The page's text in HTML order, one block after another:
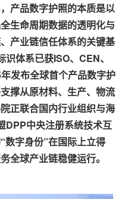
产品数字护照的本质是以
生命周期数据的透明化与
产业链信任体系的关键基
体系已获ISO、CEN、
发布全球首个产品数字护
撑从原材料、生产、物流
正联合国内行业组织与海
DPP中央注册系统技术互
数字身份”在国际上立得
全球产业链稳健运行。